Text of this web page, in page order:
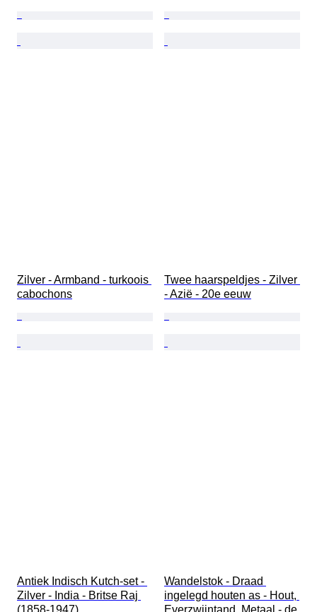
Zilver - Armband - turkoois
cabochons
Twee haarspeldjes - Zilver
- Azië - 20e eeuw
Antiek Indisch Kutch-set -
Zilver - India - Britse Raj
Wandelstok - Draad
ingelegd houten as - Hout,